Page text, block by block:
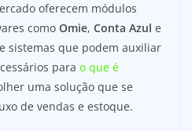
oferecem módulos
como Omie, Conta Azul e
sistemas que podem auxiliar
para o que é
uma solução que se
de vendas e estoque.